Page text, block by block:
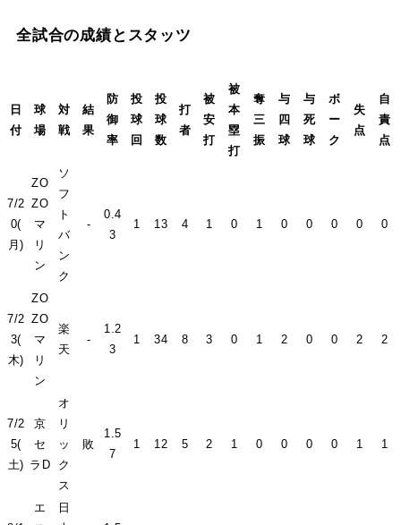
全試合の成績とスタッツ
日
付
球
場
対
戦
結
果
防
御
率
投
球
回
投
球
数
打
者
被
安
打
被
本
塁
打
奪
三
振
与
四
球
与
死
球
ボ
ー
ク
失
点
自
責
点
7/2
0(
月)
ZO
ZO
マ
リ
ン
ソ
フ
ト
バ
ン
ク
-
0.4
3
1 13 4 1 0 1 0 0 0 0 0
7/2
3(
木)
ZO
ZO
マ
リ
ン
楽
天
-
1.2
3
1 34 8 3 0 1 2 0 0 2 2
7/2
5(
土)
京
セ
ラD
オ
リ
ッ
ク
ス
敗
1.5
7
1 12 5 2 1 0 0 0 0 1 1
エ
日